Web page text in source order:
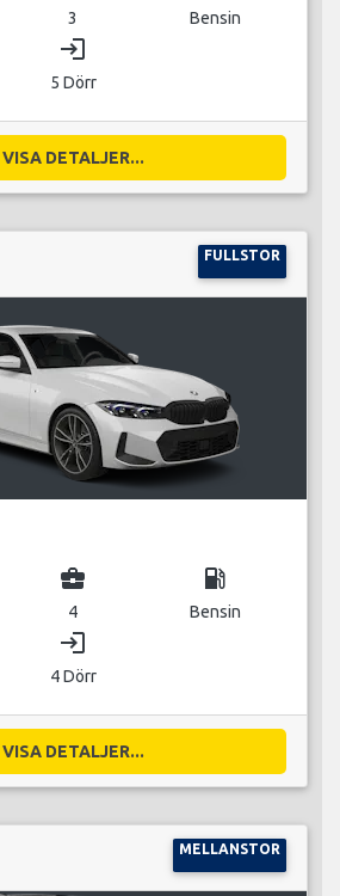
3 Bensin
login
5 Dörr
VISA DETALJER...
FULLSTOR
business_center
4
local_gas_station
Bensin
login
4 Dörr
VISA DETALJER...
MELLANSTOR